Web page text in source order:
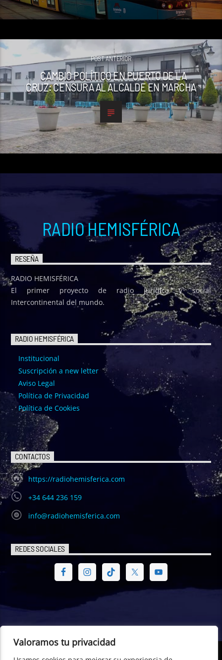
Valoramos tu privacidad
POST ANTERIOR
CAMBIO POLÍTICO EN PUERTO DE LA
CRUZ: CENSURA AL ALCALDE EN MARCHA
RADIO HEMISFÉRICA
RESEÑA
RADIO HEMISFÉRICA
El primer proyecto de radio jurídica y social
Intercontinental del mundo.
RADIO HEMISFÉRICA
Institucional
Suscripción a new letter
Aviso Legal
Política de Privacidad
Política de Cookies
CONTACTOS
https://radiohemisferica.com
+34 644 236 159
info@radiohemisferica.com
REDES SOCIALES